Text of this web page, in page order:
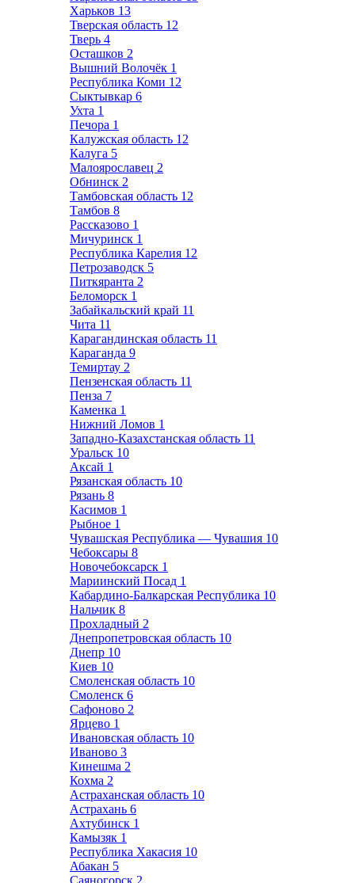
Харьков 13
Тверская область 12
Тверь 4
Осташков 2
Вышний Волочёк 1
Республика Коми 12
Сыктывкар 6
Ухта 1
Печора 1
Калужская область 12
Калуга 5
Малоярославец 2
Обнинск 2
Тамбовская область 12
Тамбов 8
Рассказово 1
Мичуринск 1
Республика Карелия 12
Петрозаводск 5
Питкяранта 2
Беломорск 1
Забайкальский край 11
Чита 11
Карагандинская область 11
Караганда 9
Темиртау 2
Пензенская область 11
Пенза 7
Каменка 1
Нижний Ломов 1
Западно-Казахстанская область 11
Уральск 10
Аксай 1
Рязанская область 10
Рязань 8
Касимов 1
Рыбное 1
Чувашская Республика — Чувашия 10
Чебоксары 8
Новочебоксарск 1
Мариинский Посад 1
Кабардино-Балкарская Республика 10
Нальчик 8
Прохладный 2
Днепропетровская область 10
Днепр 10
Киев 10
Смоленская область 10
Смоленск 6
Сафоново 2
Ярцево 1
Ивановская область 10
Иваново 3
Кинешма 2
Кохма 2
Астраханская область 10
Астрахань 6
Ахтубинск 1
Камызяк 1
Республика Хакасия 10
Абакан 5
Саяногорск 2